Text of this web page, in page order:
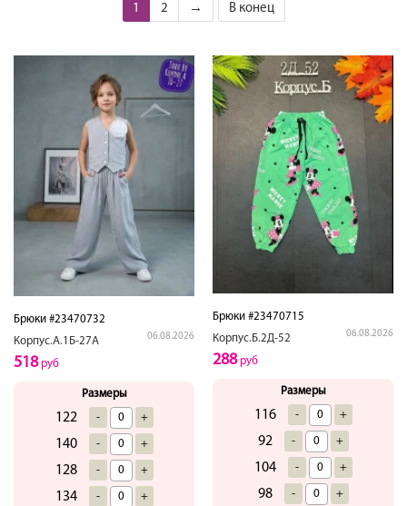
1 2 → В конец
Брюки #23470732
Корпус.А.1Б-27А
06.08.2026
518руб
Размеры
122 - +
140 - +
128 - +
134 - +
Брюки #23470715
Корпус.Б.2Д-52
06.08.2026
288руб
Размеры
116 - +
92 - +
104 - +
98 - +